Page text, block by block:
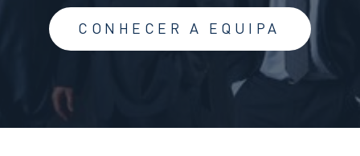
CONHECER A EQUIPA